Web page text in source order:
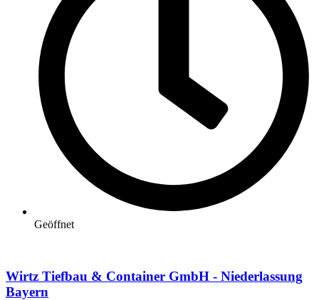
Geöffnet
Wirtz Tiefbau & Container GmbH - Niederlassung
Bayern